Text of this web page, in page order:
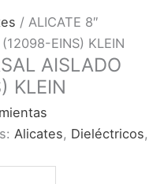
/ ALICATE 8″
EINS) KLEIN
AISLADO
KLEIN
Alicates, Dieléctricos,